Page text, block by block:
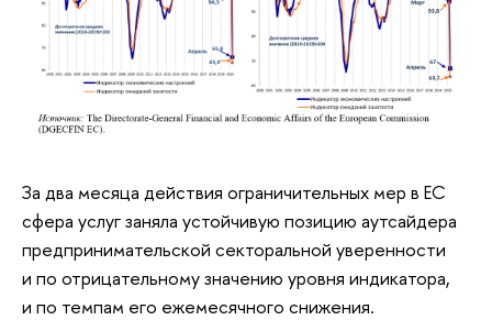
За два месяца действия ограничительных мер в ЕС
сфера услуг заняла устойчивую позицию аутсайдера
предпринимательской секторальной уверенности
и по отрицательному значению уровня индикатора,
и по темпам его ежемесячного снижения.